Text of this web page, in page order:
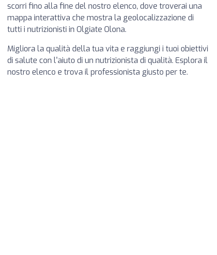
scorri fino alla fine del nostro elenco, dove troverai una
mappa interattiva che mostra la geolocalizzazione di
tutti i nutrizionisti in Olgiate Olona.
Migliora la qualità della tua vita e raggiungi i tuoi obiettivi
di salute con l'aiuto di un nutrizionista di qualità. Esplora il
nostro elenco e trova il professionista giusto per te.